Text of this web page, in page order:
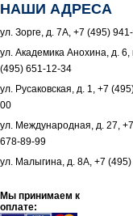
НАШИ АДРЕСА
ул. Зорге, д. 7А, +7 (495)
ул. Академика Анохина, д. 6,
(495) 651-12-34
ул. Русаковская, д. 1, +7
00
ул. Международная, д. 27,
678-89-99
ул. Малыгина, д. 8А, +7
Мы принимаем к
оплате: